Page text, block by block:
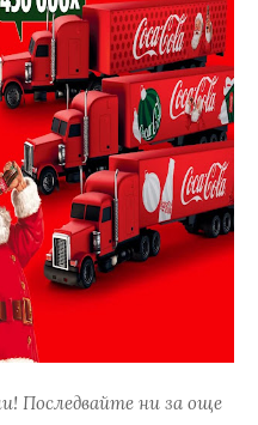
Последвайте ни за още